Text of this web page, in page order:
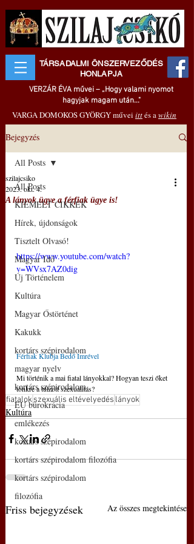
TÁRSADALMI ÖNSZERVEZŐDÉS
HONLAPJA
VERZÁR ÉVA művei – „Hogy valami nyomot
hagyjak magam után..."
VARGA DOMOKOS GYÖRGY művei ittés awikin
Bejegyzés
All Posts
KIEMELT CIKKEK
Hírek, újdonságok
Tisztelt Olvasó!
Magyar Idő
Új Történelem
Kultúra
Magyar Őstörténet
Kakukk
kortárs szépirodalom
magyar nyelv
kortárs szépirodalom
EU bürokrácia
emlékezés
kortárs szépirodalom
kortárs szépirodalom filozófia
kortárs szépirodalom
filozófia
All Posts
A lányok ügye a férfiak ügye is!
szilajcsiko
2023. okt. 4.
https://www.youtube.com/watch?
v=WVsx7AZ0dig
Férfiak Klubja Bedő Imrével
Mi történik a mai fiatal lányokkal? Hogyan teszi őket
tönkre a túlzott szexualitás?
fiatalokszexuális eltévelyedés lányok
Kultúra
Friss bejegyzések Az összes megtekintése